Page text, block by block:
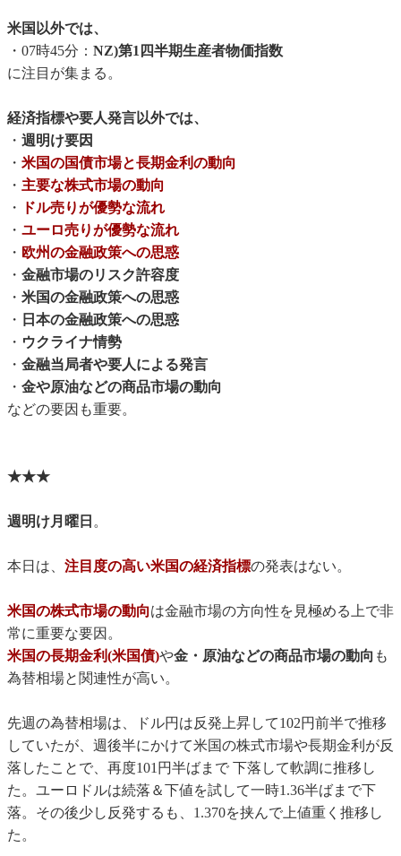
米国以外では、
・07時45分： NZ)第1四半期生産者物価指数
に注目が集まる。
経済指標や要人発言以外では、
・ 週明け要因
・ 米国の国債市場と長期金利の動向
・ 主要な株式市場の動向
・
ドル売りが優勢な流れ
・ ユーロ売りが優勢な流れ
・ 欧州の金融政策への思惑
・ 金融市場のリスク許容度
・ 米国の金融政策への思惑
・ 日本の金融政策への思惑
・ ウクライナ情勢
・ 金融当局者や要人による発言
・ 金や原油などの商品市場の動向
などの要因も重要。
★★★
週明け月曜日 。
本日は、 注目度の高い米国の経済指標の発表はない。
米国の株式市場の動向は金融市場の方向性を見極める上で非
常に重要な要因。
米国の長期金利(米国債)や金・原油などの商品市場の動向 も
為替相場と関連性が高い。
先週の為替相場は、ドル円は反発上昇して102円前半で推移
していたが、週後半にかけて米国の株式市場や長期金利が反
落したことで、再度101円半ばまで 下落して軟調に推移し
た。ユーロドルは続落＆下値を試して一時1.36半ばまで下
落。その後少し反発するも、1.370を挟んで上値重く推移し
た。